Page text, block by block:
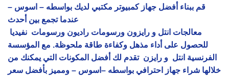
قم ببناء أفضل جهاز كمبيوتر مكتبي لديك بواسطه – اسوس –
عندما تجمع بين أحدث
معالجات انتل و رايزون ورسومات راديون ورسومات نفيديا
للحصول على أداء مذهل وكفاءة طاقة ملحوظة. مع المؤسسة
الفرنسية انتل و رايزن تقدم لك أفضل المكونات التي يمكنك من
خلالها شراء جهاز احترافي بواسطه – اسوس – ومميز بأفضل سعر